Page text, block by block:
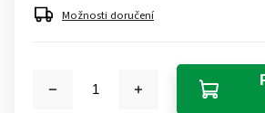
Možnosti doručení